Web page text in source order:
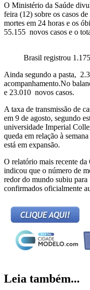
O Ministério da Saúde
feira (12) sobre os casos de
mortes em 24 horas e os
55.155 novos casos e o
Brasil registrou
Ainda segundo a pasta,
acompanhamento.No
e 23.010 novos casos.
A taxa de transmissão de
em 9 de agosto, segundo
universidade Imperial
queda em relação à
está em expansão.
O relatório mais recente
indicou que o número de
redor do mundo subiu
confirmados oficialmente
Leia também...